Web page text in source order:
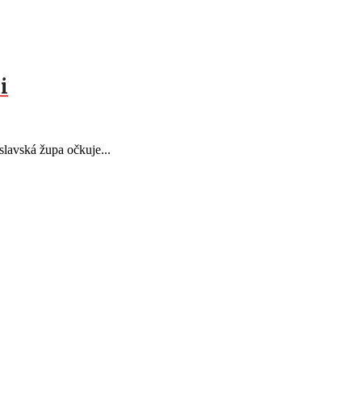
župa očkuje...